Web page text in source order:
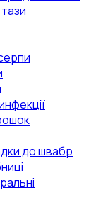
до швабр